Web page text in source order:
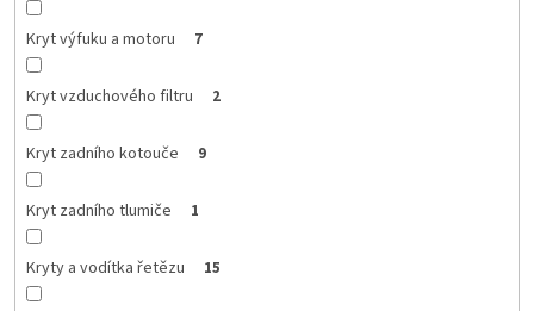
Kryt výfuku a motoru 7
Kryt vzduchového filtru 2
Kryt zadního kotouče 9
Kryt zadního tlumiče 1
Kryty a vodítka řetězu 15